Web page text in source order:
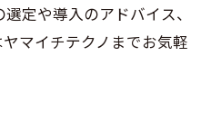
定や導入のアドバイス、
マイチテクノまでお気軽